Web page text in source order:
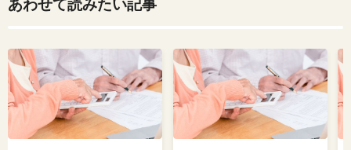
あわせて読みたい記事